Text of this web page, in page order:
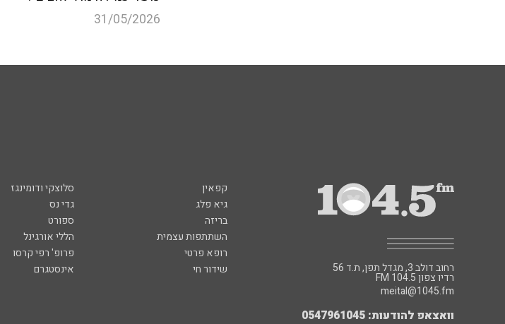
31/05/2026
קפאין סלוצקי ודומינגז
גיא פלג
גדי נס
בריזה
ספורט
השתתפות עצמית
הללי אורגינל
רופא פרטי
פרופ' רפי קרסו
שידור חי
אינסטגרם רחוב דולב 3, מגדל תפן, ת.ד 56
FM רדיו צפון 104.5
meital@1045.fm
וואצאפ להודעות: 0547961045